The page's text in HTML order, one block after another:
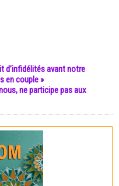
d’infidélités avant notre
en couple »
ne participe pas aux